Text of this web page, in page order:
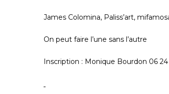
James Colomina, Paliss’art,
On peut faire l’une sans l’autre
Inscription : Monique Bourdon 06 24